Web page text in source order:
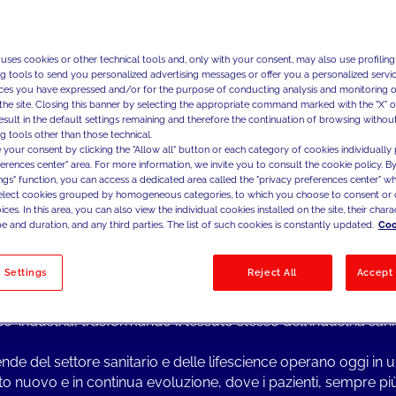
Sfruttando tecnologie
basati sui dati,
omnicanale e di sfruttare
business.
Topics del settore
indotto dalla pandemia, ha causato una profonda
influenzato notevolmente la struttura e l'organizzazione del
del paziente-ospedale, nella gestione del paziente-
e del territorio, nell'interazione consumatore-paziente-
industria, trasformando il tessuto stesso dell'industria
del settore sanitario e delle lifescience operano oggi in
nuovo e in continua evoluzione, dove i pazienti, sempre
cookies or other technical tools and, only with your consent, may also use
tools to send you personalized advertising messages or offer you a personalized
you have expressed and/or for the purpose of conducting analysis and monitoring
site. Closing this banner by selecting the appropriate command marked with the "X"
in the default settings remaining and therefore the continuation of browsing
tools other than those technical.
your consent by clicking the "Allow all" button or each category of cookies individually
center" area. For more information, we invite you to consult the cookie policy.
function, you can access a dedicated area called the "privacy preferences center"
cookies grouped by homogeneous categories, to which you choose to consent
In this area, you can also view the individual cookies installed on the site, their
and duration, and any third parties. The list of such cookies is constantly updated.
Settings Reject All Accept